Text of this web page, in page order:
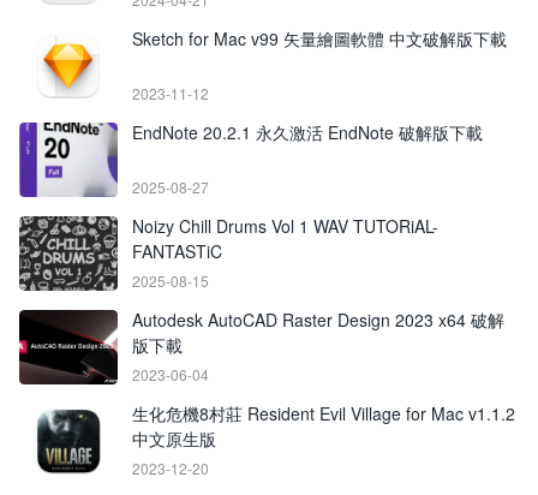
Sketch for Mac v99 矢量繪圖軟體 中文破解版下載
2023-11-12
EndNote 20.2.1 永久激活 EndNote 破解版下載
2025-08-27
Noizy Chill Drums Vol 1 WAV TUTORiAL-
FANTASTiC
2025-08-15
Autodesk AutoCAD Raster Design 2023 x64 破解
版下載
2023-06-04
生化危機8村莊 Resident Evil Village for Mac v1.1.2
中文原生版
2023-12-20